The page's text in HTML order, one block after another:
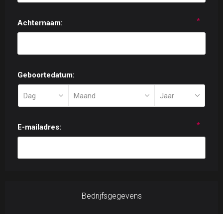
Achternaam: *
Geboortedatum:
E-mailadres: *
Bedrijfsgegevens